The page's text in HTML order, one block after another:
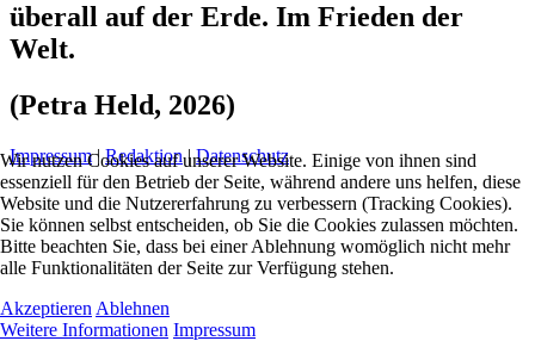
überall auf der Erde. Im Frieden der
Welt.
(Petra Held, 2026)
Impressum|Redaktion|Datenschutz
Wir nutzen Cookies auf unserer Website. Einige von ihnen sind
essenziell für den Betrieb der Seite, während andere uns helfen, diese
Website und die Nutzererfahrung zu verbessern (Tracking Cookies).
Sie können selbst entscheiden, ob Sie die Cookies zulassen möchten.
Bitte beachten Sie, dass bei einer Ablehnung womöglich nicht mehr
alle Funktionalitäten der Seite zur Verfügung stehen.
Akzeptieren Ablehnen
Weitere Informationen Impressum